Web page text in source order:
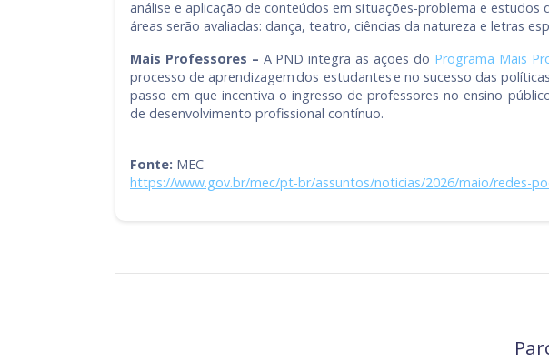
análise e aplicação de conteúdos em situações-problema e estudos
áreas serão avaliadas: dança, teatro, ciências da natureza e letras
Mais Professores – A PND integra as ações do Programa Mais
processo de aprendizagem dos estudantes e no sucesso das
passo em que incentiva o ingresso de professores no ensino
de desenvolvimento profissional contínuo.
Fonte: MEC
https://www.gov.br/mec/pt-br/assuntos/noticias/2026/maio/redes-